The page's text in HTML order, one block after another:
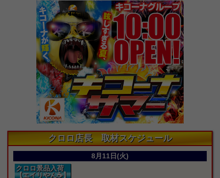
クロロ店長 取材スケジュール
8月11日(火)
クロロ景品入荷
【エイリやん☕】